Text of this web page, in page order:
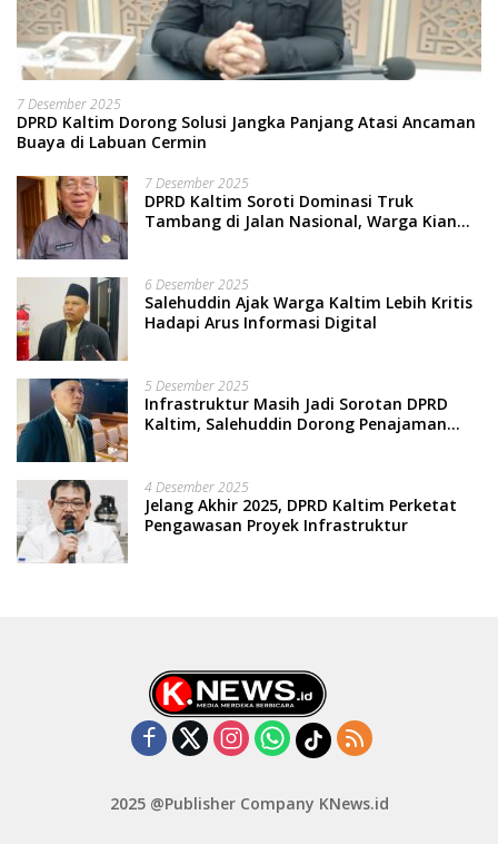
7 Desember 2025
DPRD Kaltim Dorong Solusi Jangka Panjang Atasi Ancaman
Buaya di Labuan Cermin
7 Desember 2025
DPRD Kaltim Soroti Dominasi Truk
Tambang di Jalan Nasional, Warga Kian
6 Desember 2025
Salehuddin Ajak Warga Kaltim Lebih Kritis
Hadapi Arus Informasi Digital
5 Desember 2025
Infrastruktur Masih Jadi Sorotan DPRD
Kaltim, Salehuddin Dorong Penajaman
4 Desember 2025
Jelang Akhir 2025, DPRD Kaltim Perketat
Pengawasan Proyek Infrastruktur
2025 @Publisher Company KNews.id